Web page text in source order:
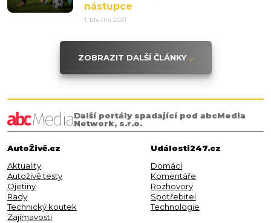
nástupce
1. března 2021
ZOBRAZIT DALŠÍ ČLÁNKY
Další portály spadající pod abcMedia
Network, s.r.o.
AutoŽivě.cz
Aktuality
Autoživě testy
Ojetiny
Rady
Technický koutek
Zajímavosti
Události247.cz
Domácí
Komentáře
Rozhovory
Spotřebitel
Technologie